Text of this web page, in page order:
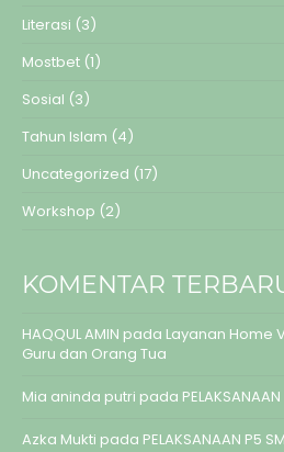
Literasi (3)
Mostbet (1)
Sosial (3)
Tahun Islam (4)
Uncategorized (17)
Workshop (2)
KOMENTAR
HAQQUL AMIN pada Layanan Home
Guru dan Orang Tua
Mia aninda putri pada
Azka Mukti pada PELAKSANAAN P5